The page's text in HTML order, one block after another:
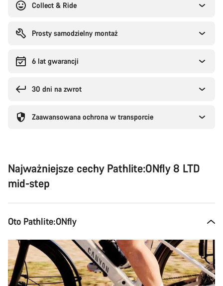
Collect & Ride
Prosty samodzielny montaż
6 lat gwarancji
30 dni na zwrot
Zaawansowana ochrona w transporcie
Najważniejsze cechy Pathlite:ONfly 8 LTD
mid-step
Oto Pathlite:ONfly